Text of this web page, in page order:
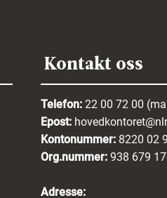
Kontakt oss
Telefon: 22 00 72 00
Epost:
Kontonummer: 8220 02
Org.nummer: 938 679
Adresse: